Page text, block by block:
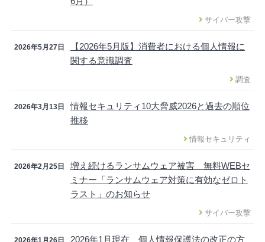
サイバー攻撃
2026年5月27日
【2026年5月版】消費者における個人情報に
関する意識調査
調査
2026年3月13日
情報セキュリティ10大脅威2026と過去の順位
推移
情報セキュリティ
2026年2月25日
増え続けるランサムウェア被害 無料WEBセ
ミナー「ランサムウェア対策に有効なゼロト
ラスト」のお知らせ
サイバー攻撃
2026年1月26日
2026年1月現在 個人情報保護法の改正の方